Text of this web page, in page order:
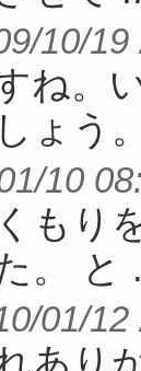
10/19
ね。
ょう
10
もり
。 と
01/12